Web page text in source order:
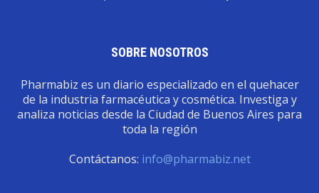
SOBRE NOSOTROS
Pharmabiz es un diario especializado en el quehacer
de la industria farmacéutica y cosmética. Investiga y
analiza noticias desde la Ciudad de Buenos Aires para
toda la región
Contáctanos: info@pharmabiz.net